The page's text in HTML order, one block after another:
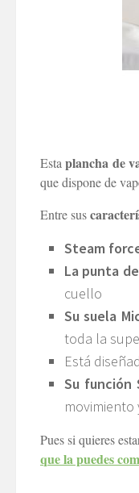
Estaplancha de
que dispone de
Entre sus
Steam
La punta
cuello
Su suela
toda la
Está
Su función
Pues si quieres
que la puedes